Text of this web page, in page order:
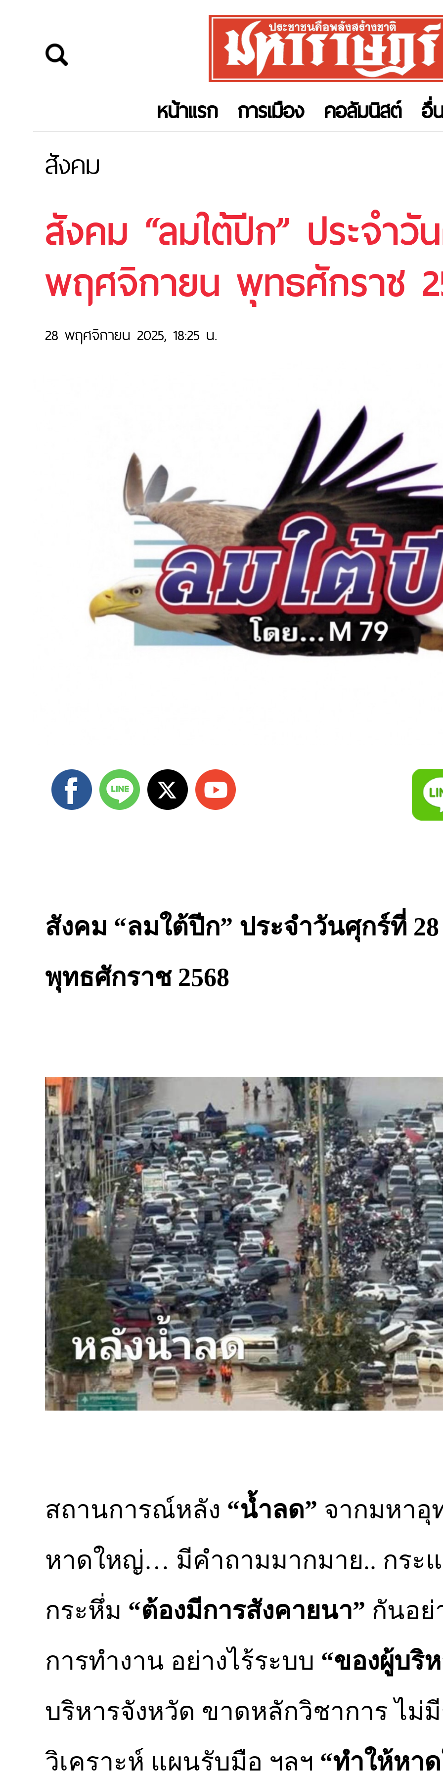
หน้าแรก การเมือง คอลัมนิสต์ อื่
สังคม
สังคม “ลมใต้ปีก” ประจำวั
พฤศจิกายน พุทธศักราช
28 พฤศจิกายน 2025, 18:25 น.
สังคม “ลมใต้ปีก” ประจำวันศุกร์ที่
พุทธศักราช 2568
สถานการณ์หลัง “นํ้าลด” จากมหาอุ
หาดใหญ่… มีคำถามมากมาย.. กระ
กระหึ่ม “ต้องมีการสังคายนา” กันอย่
การทำงาน อย่างไร้ระบบ “ของผู้บริ
บริหารจังหวัด ขาดหลักวิชาการ ไม่
วิเคราะห์ แผนรับมือ ฯลฯ “ทำให้หา